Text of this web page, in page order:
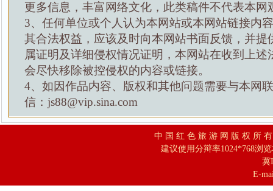
更多信息，丰富网络文化，此类稿件不代表本网
3、任何单位或个人认为本网站或本网站链接内
其合法权益，应该及时向本网站书面反馈，并提
属证明及详细侵权情况证明，本网站在收到上述
会尽快移除被控侵权的内容或链接。
4、如因作品内容、版权和其他问题需要与本网
信：js88@vip.sina.com
中 国 红 色 旅 游 网 版 权 所
建议使用分辩率1024*768浏
冀
E-